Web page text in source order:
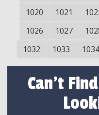
1020
1021
1026
1027
1032
1033 1034
Can't